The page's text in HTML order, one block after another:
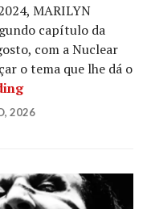
MARILYN
capítulo da
com a Nuclear
o tema que lhe dá o
MARILYN
2026